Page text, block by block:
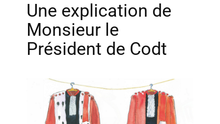
Une explication de
Monsieur le
Président de Codt